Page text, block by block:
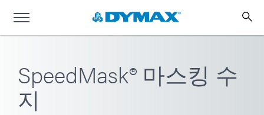
SpeedMask® 마스킹 수
지